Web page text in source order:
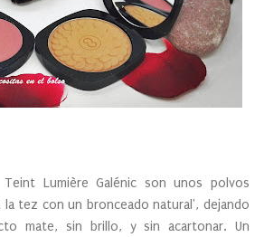
Teint Lumière Galénic son unos polvos
tez con un bronceado natural', dejando
mate, sin brillo, y sin acartonar. Un